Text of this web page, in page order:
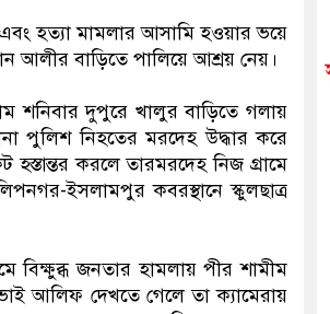
হত্যা মামলার আসামি হওয়ার ভয়ে
আলীর বাড়িতে পালিয়ে আশ্রয় নেয়।
শনিবার দুপুরে খালুর বাড়িতে গলায়
পুলিশ নিহতের মরদেহ উদ্ধার করে
করলে তারমরদেহ নিজ গ্রামে
ইসলামপুর কবরস্থানে স্কুলছাত্র
বিক্ষুব্ধ জনতার হামলায় পীর শামীম
আলিফ দেখতে গেলে তা ক্যামেরায়